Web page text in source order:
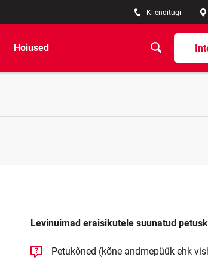
Klienditugi
Hoiused
Levinuimad eraisikutele suunatud
Petukõned (kõne andmepüük ehk